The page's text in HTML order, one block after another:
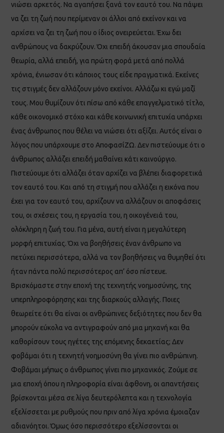
νιώσει αρκετός. Να αγαπήσει ξανά τον εαυτό του. Να πάψει
να ζει τη ζωή που περίμεναν οι άλλοι από εκείνον και να
αρχίσει να ζει τη ζωή που ο ίδιος ονειρεύεται. Έχω δει
ανθρώπους να δακρύζουν. Όχι επειδή άκουσαν μια σπουδαία
θεωρία, αλλά επειδή, για πρώτη φορά μετά από πολλά
χρόνια, ένιωσαν ότι κάποιος τους είδε πραγματικά. Εκείνες
τις στιγμές δεν αλλάζουν μόνο εκείνοι. Αλλάζω κι εγώ μαζί
τους. Μου θυμίζουν ότι πίσω από κάθε επαγγελματικό τίτλο,
κάθε οικονομικό στόχο και κάθε κοινωνική επιτυχία υπάρχει
ένας άνθρωπος που θέλει να νιώσει ότι αξίζει. Αυτός είναι ο
λόγος που υπάρχουμε στο ΑποφασίΖΩ. Δεν πιστεύουμε ότι ο
άνθρωπος αλλάζει επειδή μαθαίνει κάτι καινούργιο.
Πιστεύουμε ότι αλλάζει όταν αρχίζει να βλέπει διαφορετικά
τον εαυτό του. Και από τη στιγμή που αλλάζει η εικόνα που
έχει για τον εαυτό του, αρχίζουν να αλλάζουν οι αποφάσεις
του, οι σχέσεις του, η εργασία του, η οικογένειά του,
ολόκληρη η ζωή του. Για μένα, αυτή είναι η μεγαλύτερη
μορφή επιτυχίας. Όχι να βοηθήσεις έναν άνθρωπο να
πετύχει περισσότερα, αλλά να τον βοηθήσεις να θυμηθεί ότι
ήταν πάντα πολύ περισσότερος απ’ όσο πίστευε.
Βρισκόμαστε στην εποχή της τεχνητής νοημοσύνης, της
υπερπληροφόρησης και της διαρκούς αλλαγής. Ποιες
θεωρείτε ότι θα είναι οι ανθρώπινες δεξιότητες που δεν θα
μπορούν εύκολα να αντιγραφούν από μια μηχανή και θα
καθορίσουν τους ηγέτες της επόμενης δεκαετίας; Δεν
φοβάμαι ότι η τεχνητή νοημοσύνη θα γίνει πιο ανθρώπινη.
Φοβάμαι μήπως ο άνθρωπος γίνει πιο μηχανικός. Ζούμε σε
μια εποχή όπου η πληροφορία είναι άφθονη, οι απαντήσεις
βρίσκονται μέσα σε λίγα δευτερόλεπτα και η τεχνολογία
εξελίσσεται με ρυθμούς που πριν από λίγα χρόνια έμοιαζαν
αδιανόητοι. Όμως όσο περισσότερο εξελίσσονται οι